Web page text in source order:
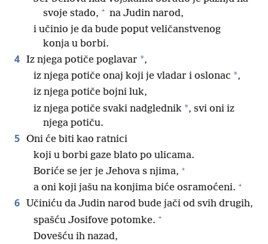
svoje stado, + na Judin narod,
i učinio je da bude poput veličanstvenog
konja u borbi.
4 Iz njega potiče poglavar *,
iz njega potiče onaj koji je vladar i oslonac *,
iz njega potiče bojni luk,
iz njega potiče svaki nadglednik *, svi oni iz
njega potiču.
5 Oni će biti kao ratnici
koji u borbi gaze blato po ulicama.
Boriće se jer je Jehova s njima, +
a oni koji jašu na konjima biće osramoćeni. +
6
Učiniću da Judin narod bude jači od svih drugih,
spašću Josifove potomke. +
Dovešću ih nazad,